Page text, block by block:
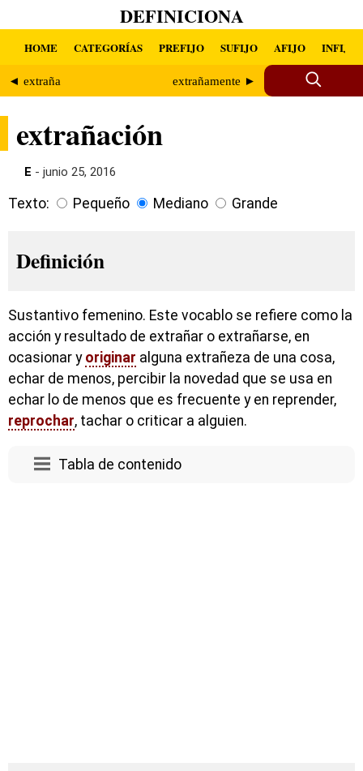
DEFINICIONA
HOME CATEGORÍAS PREFIJO SUFIJO AFIJO INFIJO
◄ extraña extrañamente ►
extrañación
E - junio 25, 2016
Texto: Pequeño Mediano Grande
Definición
Sustantivo femenino. Este vocablo se refiere como la
acción y resultado de extrañar o extrañarse, en
ocasionar y originar alguna extrañeza de una cosa,
echar de menos, percibir la novedad que se usa en
echar lo de menos que es frecuente y en reprender,
reprochar, tachar o criticar a alguien.
Tabla de contenido